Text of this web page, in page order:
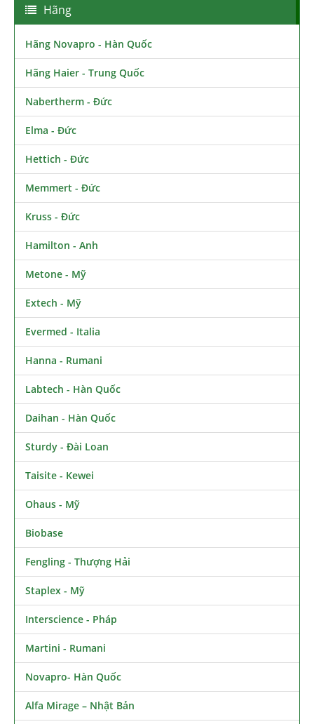
Hãng
Hãng Novapro - Hàn Quốc
Hãng Haier - Trung Quốc
Nabertherm - Đức
Elma - Đức
Hettich - Đức
Memmert - Đức
Kruss - Đức
Hamilton - Anh
Metone - Mỹ
Extech - Mỹ
Evermed - Italia
Hanna - Rumani
Labtech - Hàn Quốc
Daihan - Hàn Quốc
Sturdy - Đài Loan
Taisite - Kewei
Ohaus - Mỹ
Biobase
Fengling - Thượng Hải
Staplex - Mỹ
Interscience - Pháp
Martini - Rumani
Novapro- Hàn Quốc
Alfa Mirage – Nhật Bản